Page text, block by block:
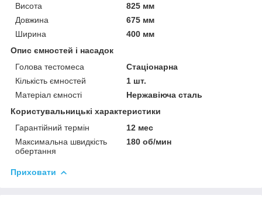
Висота
825 мм
Довжина
675 мм
Ширина
400 мм
Опис ємностей і насадок
Голова тестомеса
Стаціонарна
Кількість ємностей
1 шт.
Матеріал ємності
Нержавіюча сталь
Користувальницькі характеристики
Гарантійний термін
12 мес
Максимальна швидкість
обертання
180 об/мин
Приховати